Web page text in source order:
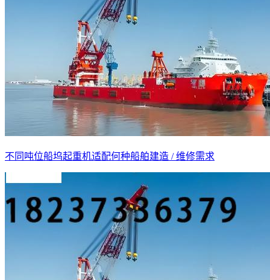
不同吨位船坞起重机适配何种船舶建造 / 维修需求